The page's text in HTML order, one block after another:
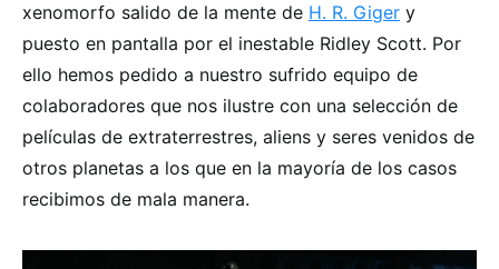
xenomorfo salido de la mente de H. R. Giger y
puesto en pantalla por el inestable Ridley Scott. Por
ello hemos pedido a nuestro sufrido equipo de
colaboradores que nos ilustre con una selección de
películas de extraterrestres, aliens y seres venidos de
otros planetas a los que en la mayoría de los casos
recibimos de mala manera.